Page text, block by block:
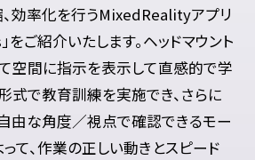
効率化を行うMixedRealityアプリ
をご紹介いたします。ヘッドマウント
空間に指示を表示して直感的で学
式で教育訓練を実施でき、さらに
由な角度／視点で確認できるモー
て、作業の正しい動きとスピード